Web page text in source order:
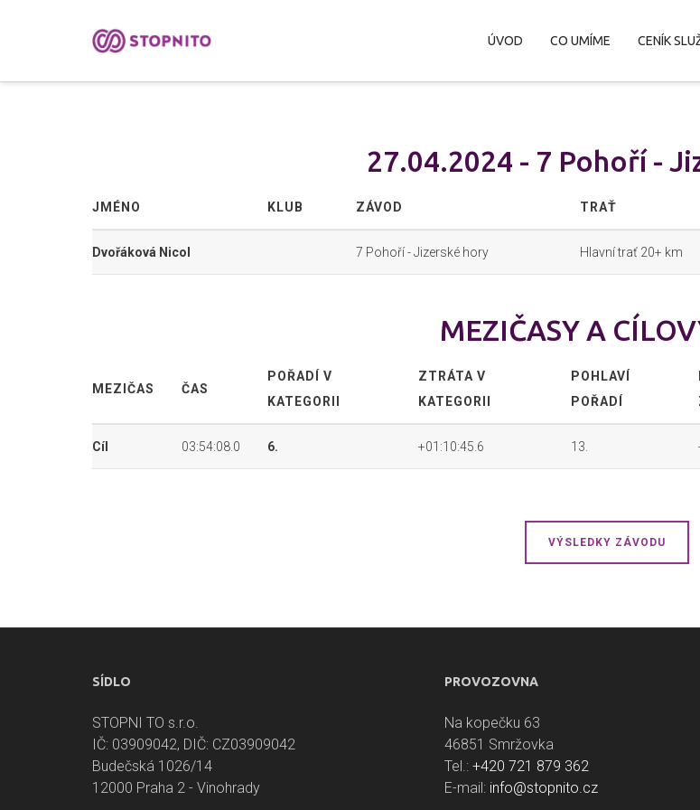
ÚVOD CO UMÍME CENÍK
27.04.2024 - 7 Pohoří -
JMÉNO KLUB ZÁVOD TRAŤ
Dvořáková Nicol 7 Pohoří - Jizerské hory Hlavní trať 20+ km
MEZIČASY A
MEZIČAS ČAS
POŘADÍ V
KATEGORII
ZTRÁTA V
KATEGORII
POHLAVÍ
POŘADÍ
Cíl 03:54:08.0 6. +01:10:45.6 13.
VÝSLEDKY ZÁVODU
SÍDLO
STOPNI TO s.r.o.
IČ: 03909042, DIČ: CZ03909042
Budečská 1026/14
12000 Praha 2 - Vinohrady
PROVOZOVNA
Na kopečku 63
46851 Smržovka
Tel.: +420 721 879 362
E-mail: info@stopnito.cz